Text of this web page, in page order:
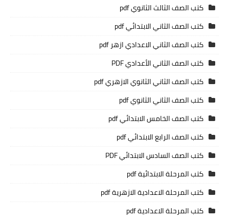
كتب الصف الثالث الثانوي pdf
كتب الصف الثاني الابتدائي pdf
كتب الصف الثاني الاعدادي ازهر pdf
كتب الصف الثاني الأعدادي PDF
كتب الصف الثاني الثانوي الازهري pdf
كتب الصف الثاني الثانوي pdf
كتب الصف الخامس الابتدائي pdf
كتب الصف الرابع الابتدائي pdf
كتب الصف السادس الابتدائي PDF
كتب المرحلة الابتدائية pdf
كتب المرحلة الاعدادية الازهرية pdf
كتب المرحلة الاعدادية pdf